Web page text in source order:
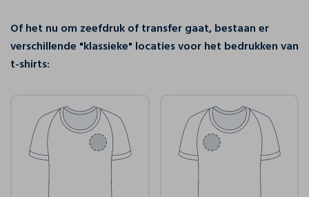
Of het nu om zeefdruk of transfer gaat, bestaan er
verschillende "klassieke" locaties voor het bedrukken van
t-shirts: